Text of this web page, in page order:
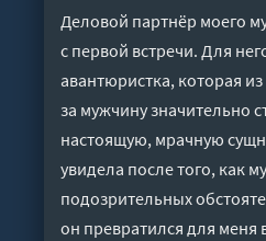
Деловой партнёр моего
с первой встречи. Для
авантюристка, которая
за мужчину значительно
настоящую, мрачную
увидела после того, как
подозрительных
он превратился для меня